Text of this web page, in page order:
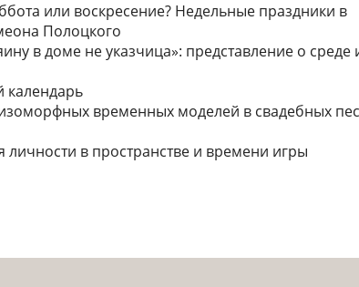
или воскресение? Недельные праздники в
Полоцкого
в доме не указчица»: представление о среде
календарь
временных моделей в свадебных
в пространстве и времени игры